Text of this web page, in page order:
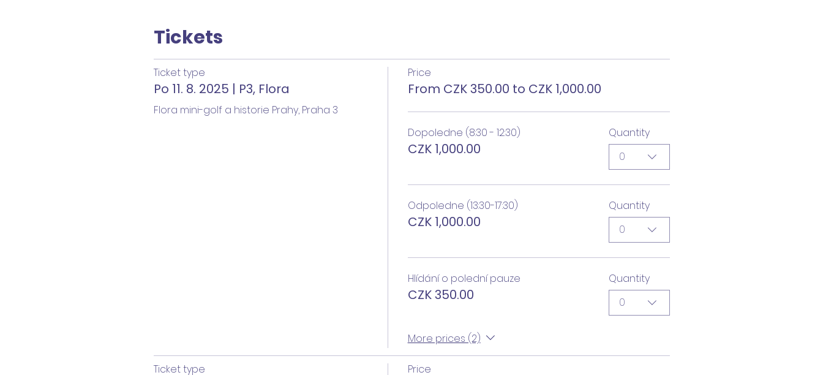
Tickets
Ticket type
Po 11. 8. 2025 | P3, Flora
Flora mini-golf a historie Prahy, Praha 3
Price
From CZK 350.00 to CZK 1,000.00
Dopoledne (8:30 - 12:30)
CZK 1,000.00
Quantity
0
Odpoledne (13:30-17:30)
CZK 1,000.00
Quantity
0
Hlídání o polední pauze
CZK 350.00
Quantity
0
More prices (2)
Ticket type Price